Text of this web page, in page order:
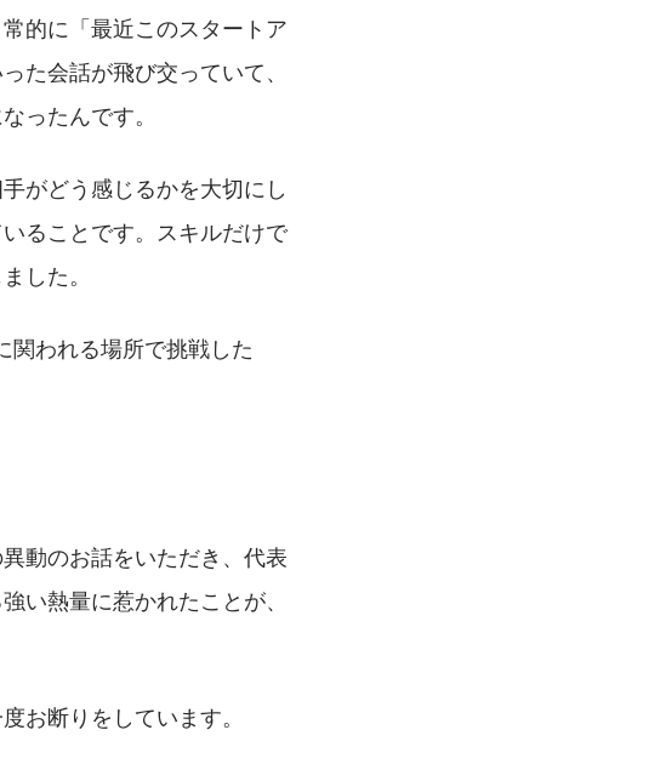
的に「最近このスタートア
た会話が飛び交っていて、
ったんです。
がどう感じるかを大切にし
ることです。スキルだけで
した。
関われる場所で挑戦した
動のお話をいただき、代表
い熱量に惹かれたことが、
お断りをしています。